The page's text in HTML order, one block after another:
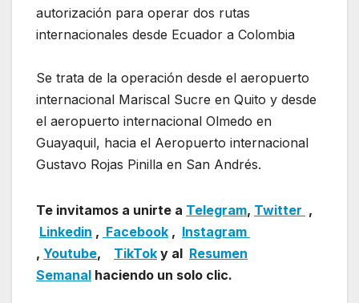
autorización para operar dos rutas
internacionales desde Ecuador a Colombia
Se trata de la operación desde el aeropuerto
internacional Mariscal Sucre en Quito y desde
el aeropuerto internacional Olmedo en
Guayaquil, hacia el Aeropuerto internacional
Gustavo Rojas Pinilla en San Andrés.
Te invitamos a unirte a Telegram, Twitter ,
Linkedin , Facebook , Instagram
, Youtube, TikTok y al Resumen
Semanal haciendo un solo clic.